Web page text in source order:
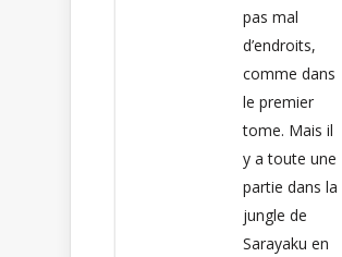
pas mal
d’endroits,
comme dans
le premier
tome. Mais il
y a toute une
partie dans la
jungle de
Sarayaku en